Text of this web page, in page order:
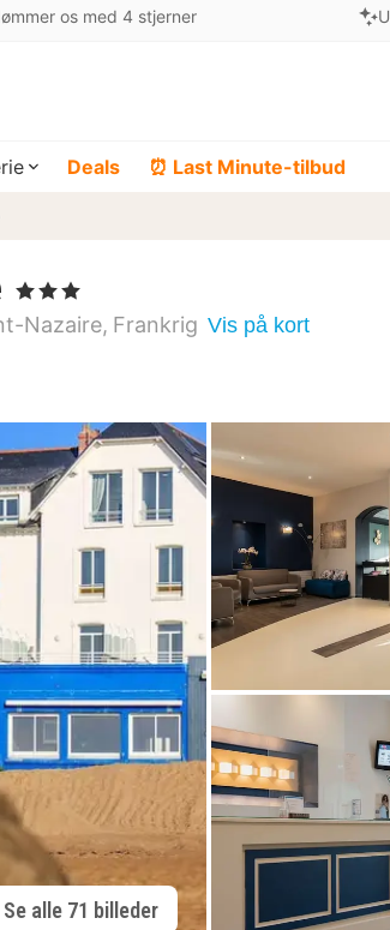
os med 4 stjerner
Deals ⏰ Last Minute-tilbud
, 3 Stjerner
Nazaire Frankrig Vis på kort
Se alle 71 billeder